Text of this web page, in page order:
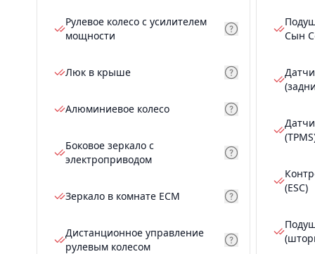
Рулевое колесо с усилителем
мощности
Люк в крыше
Алюминиевое колесо
Боковое зеркало с
электроприводом
Зеркало в комнате ECM
Дистанционное управление
рулевым колесом
Сын
(ESC)